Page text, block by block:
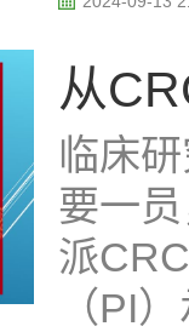
从
临床
要一
派
（PI